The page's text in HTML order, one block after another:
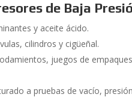
de Baja
y aceite ácido.
cilindros y cigüeñal.
juegos de
a pruebas de vacío,